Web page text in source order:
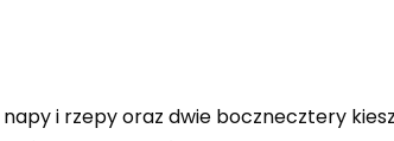
napy i rzepy oraz dwie bocznecztery